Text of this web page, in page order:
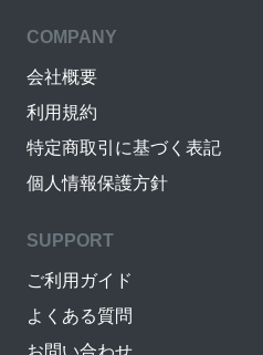
COMPANY
会社概要
利用規約
特定商取引に基づく表記
個人情報保護方針
SUPPORT
ご利用ガイド
よくある質問
お問い合わせ